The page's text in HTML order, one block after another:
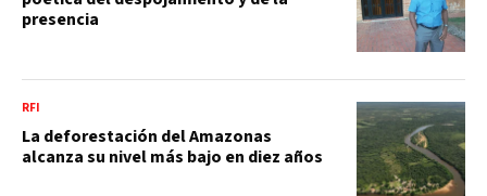
presencia
RFI
La deforestación del Amazonas
alcanza su nivel más bajo en diez años